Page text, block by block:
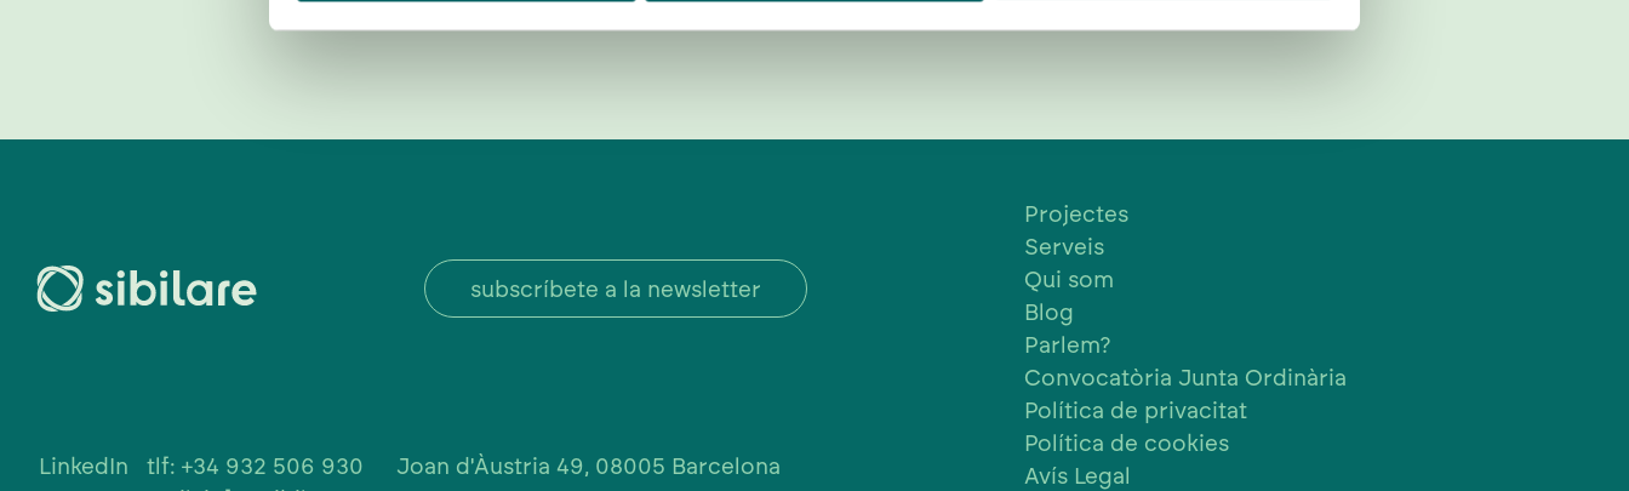
subscríbete a la newsletter
LinkedIn
tlf: +34 932 506 930
Joan d'Àustria 49, 08005 Barcelona
Projectes
Serveis
Qui som
Blog
Parlem?
Convocatòria Junta Ordinària
Política de privacitat
Política de cookies
Avís Legal